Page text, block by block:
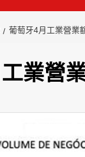
葡萄牙4月工業營業
業營